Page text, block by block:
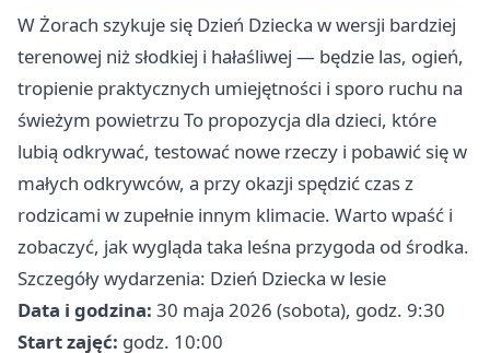
W Żorach szykuje się Dzień Dziecka w wersji bardziej
terenowej niż słodkiej i hałaśliwej — będzie las, ogień,
tropienie praktycznych umiejętności i sporo ruchu na
świeżym powietrzu To propozycja dla dzieci, które
lubią odkrywać, testować nowe rzeczy i pobawić się w
małych odkrywców, a przy okazji spędzić czas z
rodzicami w zupełnie innym klimacie. Warto wpaść i
zobaczyć, jak wygląda taka leśna przygoda od środka.
Szczegóły wydarzenia: Dzień Dziecka w lesie
Data i godzina: 30 maja 2026 (sobota), godz. 9:30
Start zajęć: godz. 10:00